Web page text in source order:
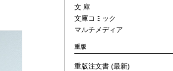
文 庫
文庫コミック
マルチメディア
重版
重版注文書 (最新)